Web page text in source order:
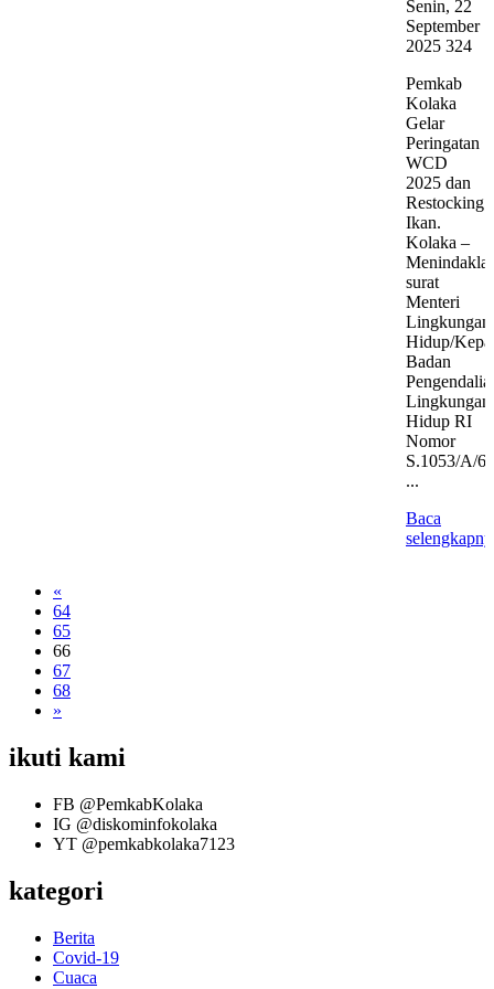
Senin, 22
September
2025 324
Pemkab
Kolaka
Gelar
Peringatan
WCD
2025 dan
Restocking
Ikan.
Kolaka –
surat
Menteri
Lingkungan
Hidup/
Badan
Lingkungan
Hidup RI
Nomor
S.1053/A/
...
Baca
«
64
65
66
67
68
»
ikuti kami
FB @PemkabKolaka
IG @diskominfokolaka
YT @pemkabkolaka7123
kategori
Berita
Covid-19
Cuaca